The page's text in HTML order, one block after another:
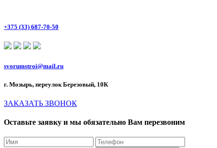
+375 (33) 687-70-50
svorumstroi@mail.ru
г. Мозырь, переулок Березовый, 10К
ЗАКАЗАТЬ ЗВОНОК
Оставьте заявку и мы обязательно Вам перезвоним